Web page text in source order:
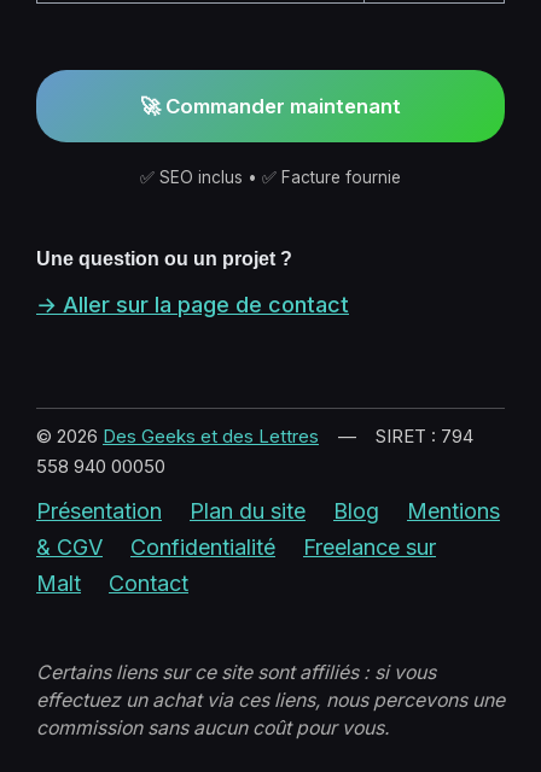
🚀 Commander maintenant
✅ SEO inclus • ✅ Facture fournie
Une question ou un projet ?
→ Aller sur la page de contact
© 2026 Des Geeks et des Lettres — SIRET : 794
558 940 00050
Présentation Plan du site Blog
Mentions
& CGV
Confidentialité
Freelance sur
Malt
Contact
Certains liens sur ce site sont affiliés : si vous
effectuez un achat via ces liens, nous percevons une
commission sans aucun coût pour vous.